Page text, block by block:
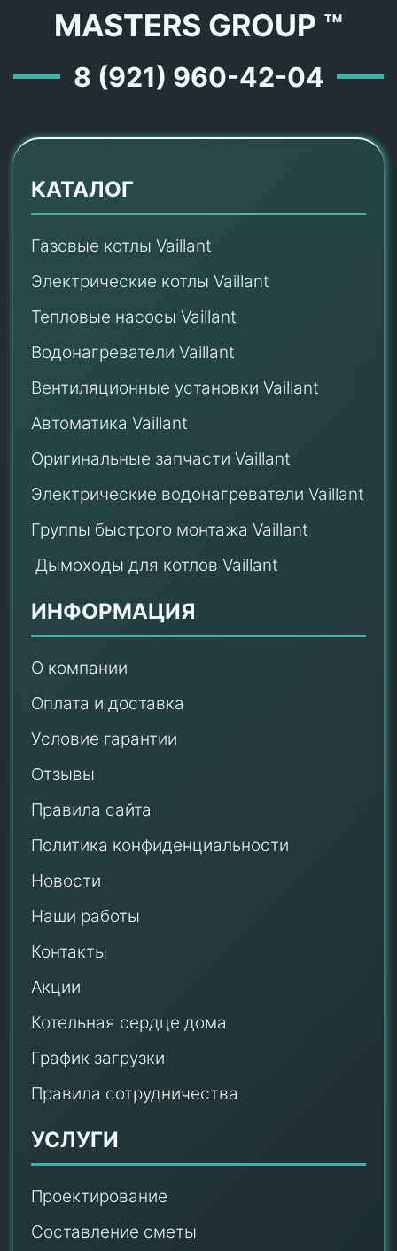
MASTERS GROUP ™
8 (921) 960-42-04
КАТАЛОГ
Газовые котлы Vaillant
Электрические котлы Vaillant
Тепловые насосы Vaillant
Водонагреватели Vaillant
Вентиляционные установки Vaillant
Автоматика Vaillant
Оригинальные запчасти Vaillant
Электрические водонагреватели Vaillant
Группы быстрого монтажа Vaillant
Дымоходы для котлов Vaillant
ИНФОРМАЦИЯ
О компании
Оплата и доставка
Условие гарантии
Отзывы
Правила сайта
Политика конфиденциальности
Новости
Наши работы
Контакты
Акции
Котельная сердце дома
График загрузки
Правила сотрудничества
УСЛУГИ
Проектирование
Составление сметы